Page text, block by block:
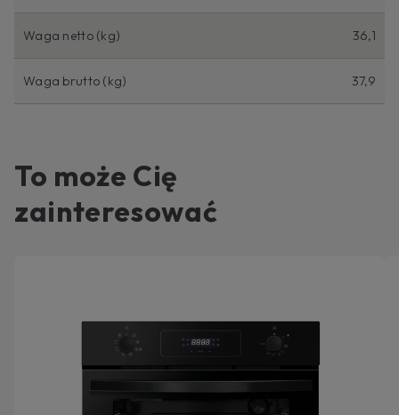
Waga netto (kg) 36,1
Waga brutto (kg) 37,9
To może Cię
zainteresować